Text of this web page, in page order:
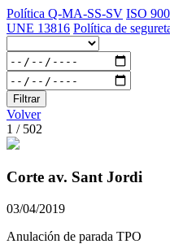
Política Q-MA-SS-SV ISO
UNE 13816 Política de
Filtrar
Volver
1 / 502
Corte av. Sant Jordi
03/04/2019
Anulación de parada TPO